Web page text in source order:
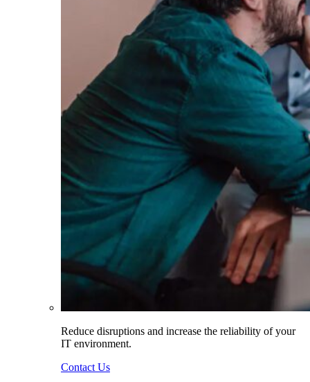
Reduce disruptions and increase the reliability of your
IT environment.
Contact Us